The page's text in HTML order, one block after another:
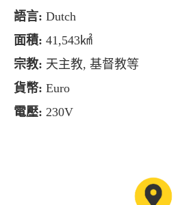
語言: Dutch
面積: 41,543㎢
宗教: 天主教, 基督教等
貨幣: Euro
電壓: 230V